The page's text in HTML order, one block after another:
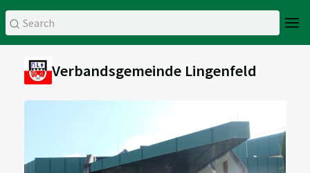
Verbandsgemeinde Lingenfeld